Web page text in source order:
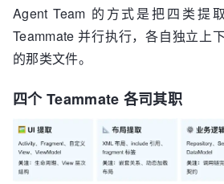
Agent Team 的方式是把四类提
Teammate 并行执行，各自独立上
的那类文件。
四个 Teammate 各司其职